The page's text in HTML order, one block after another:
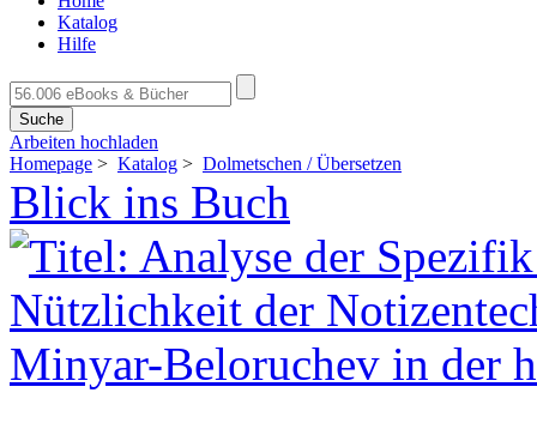
Katalog
Hilfe
Suche
Arbeiten hochladen
Homepage > Katalog > Dolmetschen / Übersetzen
Blick ins Buch